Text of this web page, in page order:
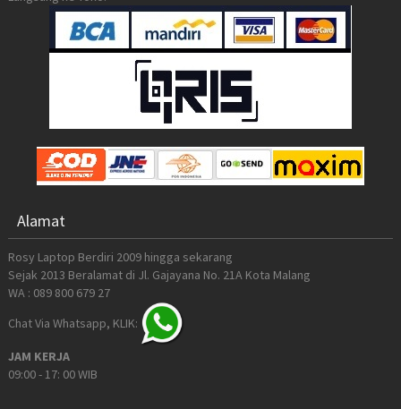
Alamat
Rosy Laptop Berdiri 2009 hingga sekarang
Sejak 2013 Beralamat di Jl. Gajayana No. 21A Kota Malang
WA : 089 800 679 27
Chat Via Whatsapp, KLIK:
JAM KERJA
09:00 - 17: 00 WIB